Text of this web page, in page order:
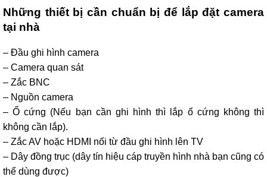
Những thiết bị cần chuẩn bị để lắp đặt camera
tại nhà
– Đầu ghi hình camera
– Camera quan sát
– Zắc BNC
– Nguồn camera
– Ổ cứng (Nếu bạn cần ghi hình thì lắp ổ cứng không thì
không cần lắp).
– Zắc AV hoặc HDMI nối từ đầu ghi hình lên TV
– Dây đồng trục (dây tín hiệu cáp truyền hình nhà bạn cũng có
thể dùng được)